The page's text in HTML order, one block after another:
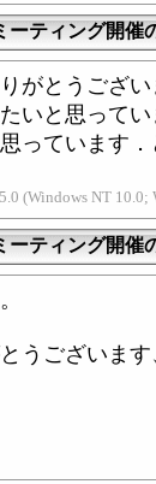
ーティング開催
がとうござい
いと思って
っています
(Windows NT
ーティング開催
うございま